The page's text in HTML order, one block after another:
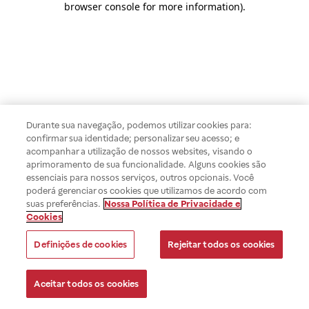
browser console for more information).
Durante sua navegação, podemos utilizar cookies para:
confirmar sua identidade; personalizar seu acesso; e
acompanhar a utilização de nossos websites, visando o
aprimoramento de sua funcionalidade. Alguns cookies são
essenciais para nossos serviços, outros opcionais. Você
poderá gerenciar os cookies que utilizamos de acordo com
suas preferências. Nossa Política de Privacidade e
Cookies
Definições de cookies Rejeitar todos os cookies
Aceitar todos os cookies